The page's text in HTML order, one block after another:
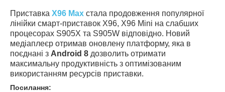
Приставка X96 Max стала продовження популярної
лінійки смарт-приставок X96, X96 Mini на слабших
процесорах S905X та S905W відповідно. Новий
медіаплеєр отримав оновлену платформу, яка в
поєднані з Android 8 дозволить отримати
максимальну продуктивність з оптимізованим
використанням ресурсів приставки.
Посилання: